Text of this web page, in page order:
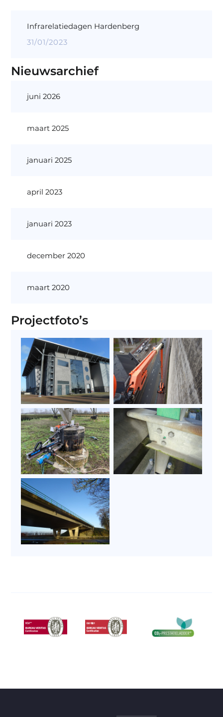
Infrarelatiedagen Hardenberg
31/01/2023
Nieuwsarchief
juni 2026
maart 2025
januari 2025
april 2023
januari 2023
december 2020
maart 2020
Projectfoto’s